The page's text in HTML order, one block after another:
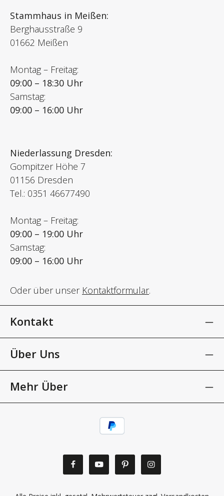
Stammhaus in Meißen:
Berghausstraße 9
01662 Meißen
Montag – Freitag:
09:00 – 18:30 Uhr
Samstag:
09:00 – 16:00 Uhr
Niederlassung Dresden:
Gompitzer Höhe 7
01156 Dresden
Tel.: 0351 46677490
Montag – Freitag:
09:00 – 19:00 Uhr
Samstag:
09:00 – 16:00 Uhr
Oder über unser Kontaktformular.
Kontakt
Über Uns
Mehr Über